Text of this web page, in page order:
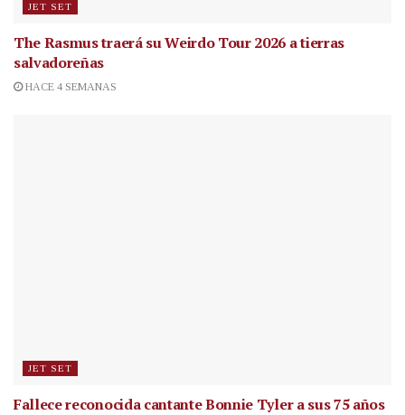
JET SET
The Rasmus traerá su Weirdo Tour 2026 a tierras
salvadoreñas
HACE 4 SEMANAS
JET SET
Fallece reconocida cantanteBonnie Tyler a sus 75 años